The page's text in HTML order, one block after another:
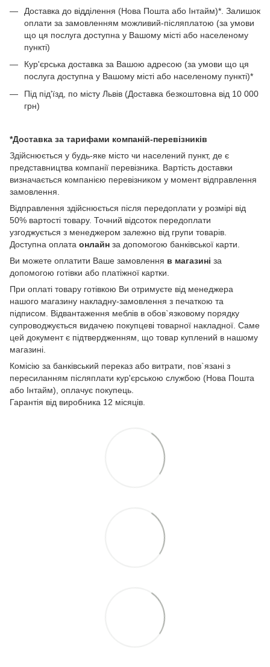
Доставка до відділення (Нова Пошта або Інтайм)*. Залишок
оплати за замовленням можливий-післяплатою (за умови
що ця послуга доступна у Вашому місті або населеному
пункті)
Кур'єрська доставка за Вашою адресою (за умови що ця
послуга доступна у Вашому місті або населеному пункті)*
Під під'їзд, по місту Львів (Доставка безкоштовна від 10 000
грн)
*Доставка за тарифами компаній-перевізників
Здійснюється у будь-яке місто чи населений пункт, де є
представництва компанії перевізника. Вартість доставки
визначається компанією перевізником у момент відправлення
замовлення.
Відправлення здійснюється після передоплати у розмірі від
50% вартості товару. Точний відсоток передоплати
узгоджується з менеджером залежно від групи товарів.
Доступна оплата онлайн за допомогою банківської карти.
Ви можете оплатити Ваше замовлення в магазині за
допомогою готівки або платіжної картки.
При оплаті товару готівкою Ви отримуєте від менеджера
нашого магазину накладну-замовлення з печаткою та
підписом. Відвантаження меблів в обов`язковому порядку
супроводжується видачею покупцеві товарної накладної. Саме
цей документ є підтвердженням, що товар куплений в нашому
магазині.
Комісію за банківський переказ або витрати, пов`язані з
пересиланням післяплати кур'єрською службою (Нова Пошта
або Інтайм), оплачує покупець.
Гарантія від виробника 12 місяців.